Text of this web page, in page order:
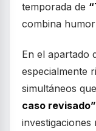
temporada de
combina
En el apartado
especialmente
simultáneos
caso revisado”
investigaciones